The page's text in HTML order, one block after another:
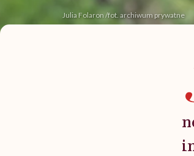
Julia Folaron /fot. archiwum prywatne